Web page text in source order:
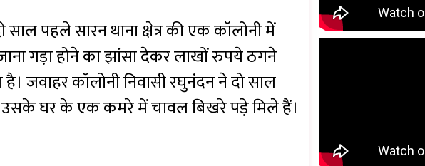
साल पहले सारन थाना क्षेत्र की एक कॉलोनी में
गड़ा होने का झांसा देकर लाखों रुपये ठगने
जवाहर कॉलोनी निवासी रघुनंदन ने दो साल
उसके घर के एक कमरे में चावल बिखरे पड़े मिले हैं।